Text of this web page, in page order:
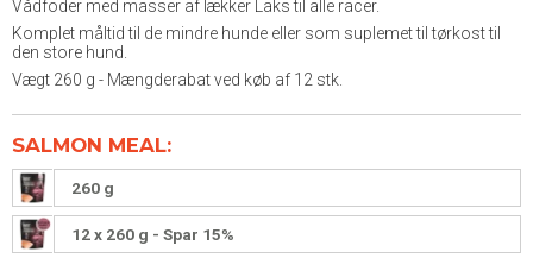
Vådfoder med masser af lækker Laks til alle racer.
Komplet måltid til de mindre hunde eller som suplemet til tørkost til
den store hund.
Vægt 260 g - Mængderabat ved køb af 12 stk.
SALMON MEAL:
260 g
12 x 260 g - Spar 15%